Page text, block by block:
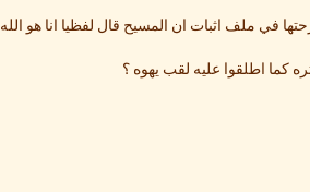
في ملف اثبات ان المسيح قال لفظيا انا هو الله
كما اطلقوا عليه لقب يهوه ؟